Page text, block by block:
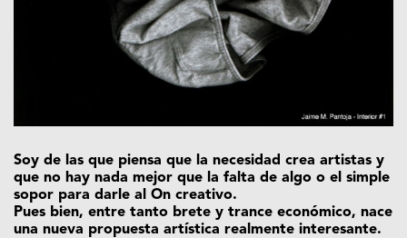
Soy de las que piensa que la necesidad crea artistas y
que no hay nada mejor que la falta de algo o el simple
sopor para darle al On creativo.
Pues bien, entre tanto brete y trance económico, nace
una nueva propuesta artística realmente interesante.